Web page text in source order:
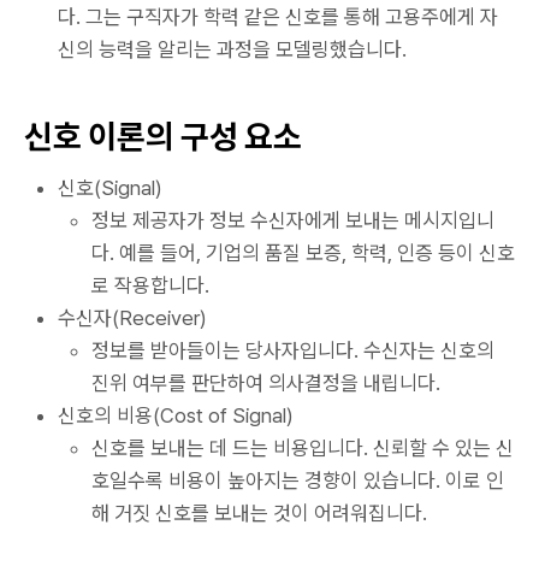
다. 그는 구직자가 학력 같은 신호를 통해 고용주에게 자
신의 능력을 알리는 과정을 모델링했습니다.
신호 이론의 구성 요소
신호(Signal)
정보 제공자가 정보 수신자에게 보내는 메시지입니
다. 예를 들어, 기업의 품질 보증, 학력, 인증 등이 신호
로 작용합니다.
수신자(Receiver)
정보를 받아들이는 당사자입니다. 수신자는 신호의
진위 여부를 판단하여 의사결정을 내립니다.
신호의 비용(Cost of Signal)
신호를 보내는 데 드는 비용입니다. 신뢰할 수 있는 신
호일수록 비용이 높아지는 경향이 있습니다. 이로 인
해 거짓 신호를 보내는 것이 어려워집니다.